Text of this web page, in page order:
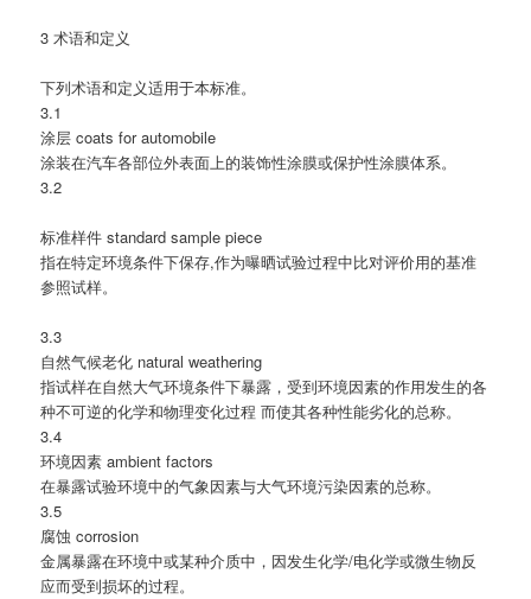
3 术语和定义
下列术语和定义适用于本标准。
3.1
涂层 coats for automobile
涂装在汽车各部位外表面上的装饰性涂膜或保护性涂膜体系。
3.2
标准样件 standard sample piece
指在特定环境条件下保存,作为曝晒试验过程中比对评价用的基准
参照试样。
3.3
自然气候老化 natural weathering
指试样在自然大气环境条件下暴露，受到环境因素的作用发生的各
种不可逆的化学和物理变化过程 而使其各种性能劣化的总称。
3.4
环境因素 ambient factors
在暴露试验环境中的气象因素与大气环境污染因素的总称。
3.5
腐蚀 corrosion
金属暴露在环境中或某种介质中，因发生化学/电化学或微生物反
应而受到损坏的过程。